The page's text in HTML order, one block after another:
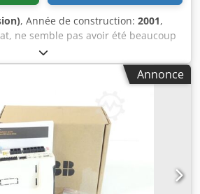
, Année de construction: 2001,
ne semble pas avoir été beaucoup
Am Rea
Annonce